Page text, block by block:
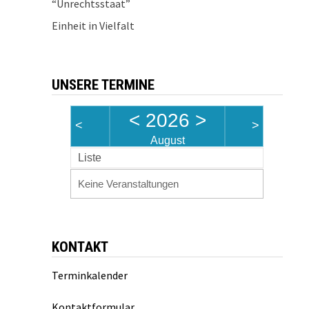
“Unrechtsstaat”
Einheit in Vielfalt
UNSERE TERMINE
< < 2026 >
August
>
Liste
Keine Veranstaltungen
KONTAKT
Terminkalender